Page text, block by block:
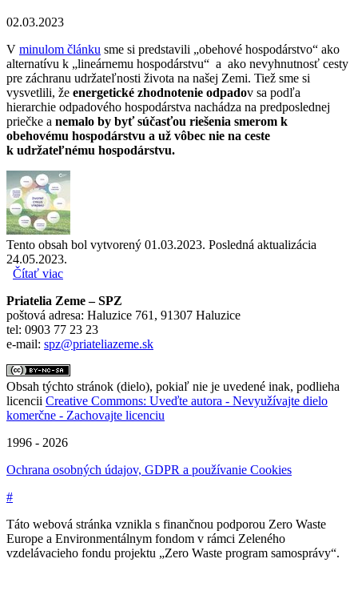
02.03.2023
V minulom článku sme si predstavili „obehové hospodárstvo“ ako
alternatívu k „lineárnemu hospodárstvu“ a ako nevyhnutnosť cesty
pre záchranu udržateľnosti života na našej Zemi. Tiež sme si
vysvetlili, že energetické zhodnotenie odpadov sa podľa
hierarchie odpadového hospodárstva nachádza na predposlednej
priečke a nemalo by byť súčasťou riešenia smerom k
obehovému hospodárstvu a už vôbec nie na ceste
k udržateľnému hospodárstvu.
Tento obsah bol vytvorený 01.03.2023. Posledná aktualizácia
24.05.2023.
Čítať viac
Priatelia Zeme – SPZ
poštová adresa: Haluzice 761, 91307 Haluzice
tel: 0903 77 23 23
e-mail: spz@priateliazeme.sk
Obsah týchto stránok (dielo), pokiaľ nie je uvedené inak, podlieha
licencii Creative Commons: Uveďte autora - Nevyužívajte dielo
komerčne - Zachovajte licenciu
1996 - 2026
Ochrana osobných údajov, GDPR a používanie Cookies
#
Táto webová stránka vznikla s finančnou podporou Zero Waste
Europe a Environmentálnym fondom v rámci Zeleného
vzdelávacieho fondu projektu „Zero Waste program samosprávy“.